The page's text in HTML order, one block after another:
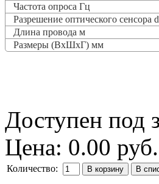
Частота опроса Гц
Разрешение оптического сенсора
Длина провода м
Размеры (ВxШxГ) мм
Доступен под
Цена: 0.00 руб.
Количество: